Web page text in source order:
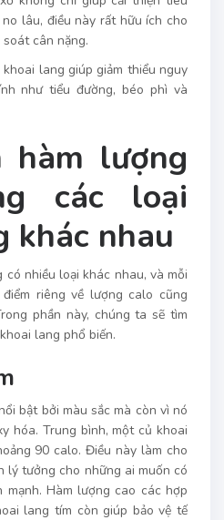
lâu, điều này rất hữu ích cho
cân nặng.
lang giúp giảm thiểu nguy
như tiểu đường, béo phì và
hàm lượng
các loại
khác nhau
nhiều loại khác nhau, và mỗi
riêng về lượng calo cũng
phần này, chúng ta sẽ tìm
lang phổ biến.
bật bởi màu sắc mà còn vì nó
hóa. Trung bình, một củ khoai
90 calo. Điều này làm cho
tưởng cho những ai muốn có
Hàm lượng cao các hợp
lang tím còn giúp bảo vệ tế